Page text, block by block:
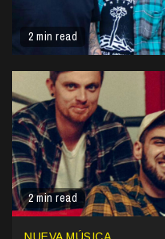
2 min read
2 min read